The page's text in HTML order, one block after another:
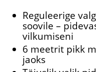
Reguleerige
soovile –
vilkumiseni
6 meetrit pikk
jaoks